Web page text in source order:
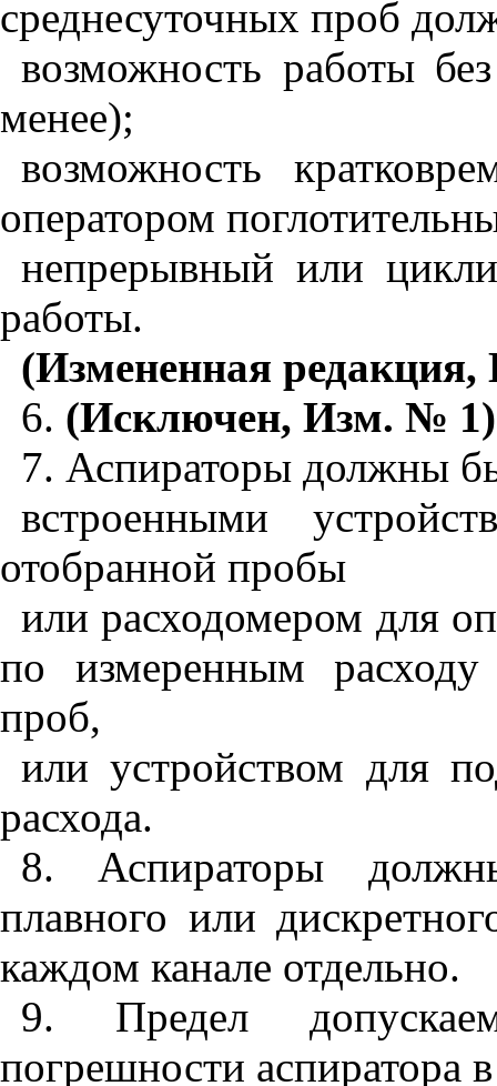
среднесуточных проб
возможность работы
менее);
возможность
оператором
непрерывный или
работы.
(Измененная
6. (Исключен, Изм. №
7. Аспираторы должны
встроенными
отобранной пробы
или расходомером для
по измеренным
проб,
или устройством для
расхода.
8. Аспираторы
плавного или
каждом канале отдельно.
9. Предел
погрешности аспиратора